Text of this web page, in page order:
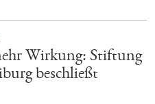
Wirkung: Stiftung
beschließt